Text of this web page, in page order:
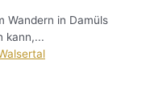
Wandern in Damüls
kann,...